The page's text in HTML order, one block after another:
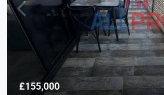
£155,000